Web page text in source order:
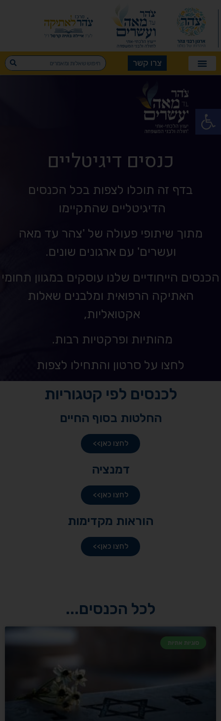
פתח סרגל נגישות
צרו קשר
כנסים דיגיטליים
בדף זה תוכלו לצפות בכל הכנסים
הדיגיטליים שהתקיימו
מתוך שיתופי פעולה של 'צהר עד מאה
ועשרים' עם ארגונים שונים.
הכנסים הייחודיים שלנו עוסקים במגוון תחומי
האתיקה הרפואית ומלבנים שאלות
אקטואליות,
מהותיות ופרקטיות רבות.
לחצו על סרטון והתחילו לצפות
לכנסים לפי קטגוריות
החלטות בסוף החיים
לחצו כאן>>
דמנציה
לחצו כאן>>
הוראות מקדימות
לחצו כאן>>
לכל הכנסים...
סוגיות אתיות